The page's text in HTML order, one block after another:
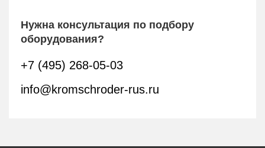
Нужна консультация по подбору
оборудования?
+7 (495) 268-05-03
info@kromschroder-rus.ru